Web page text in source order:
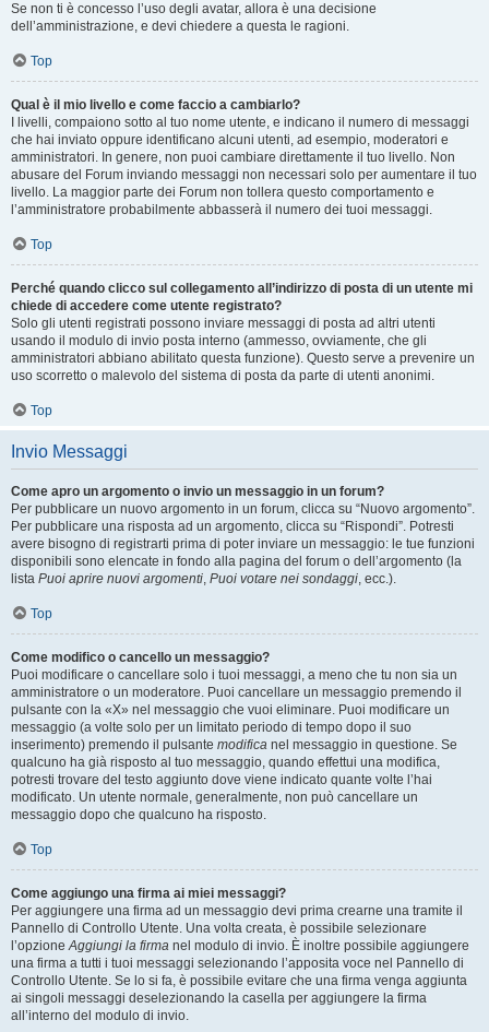
Se non ti è concesso l’uso degli avatar, allora è una decisione
dell’amministrazione, e devi chiedere a questa le ragioni.
Top
Qual è il mio livello e come faccio a cambiarlo?
I livelli, compaiono sotto al tuo nome utente, e indicano il numero di messaggi
che hai inviato oppure identificano alcuni utenti, ad esempio, moderatori e
amministratori. In genere, non puoi cambiare direttamente il tuo livello. Non
abusare del Forum inviando messaggi non necessari solo per aumentare il tuo
livello. La maggior parte dei Forum non tollera questo comportamento e
l’amministratore probabilmente abbasserà il numero dei tuoi messaggi.
Top
Perché quando clicco sul collegamento all’indirizzo di posta di un utente mi
chiede di accedere come utente registrato?
Solo gli utenti registrati possono inviare messaggi di posta ad altri utenti
usando il modulo di invio posta interno (ammesso, ovviamente, che gli
amministratori abbiano abilitato questa funzione). Questo serve a prevenire un
uso scorretto o malevolo del sistema di posta da parte di utenti anonimi.
Top
Invio Messaggi
Come apro un argomento o invio un messaggio in un forum?
Per pubblicare un nuovo argomento in un forum, clicca su “Nuovo argomento”.
Per pubblicare una risposta ad un argomento, clicca su “Rispondi”. Potresti
avere bisogno di registrarti prima di poter inviare un messaggio: le tue funzioni
disponibili sono elencate in fondo alla pagina del forum o dell’argomento (la
lista Puoi aprire nuovi argomenti, Puoi votare nei sondaggi, ecc.).
Top
Come modifico o cancello un messaggio?
Puoi modificare o cancellare solo i tuoi messaggi, a meno che tu non sia un
amministratore o un moderatore. Puoi cancellare un messaggio premendo il
pulsante con la «X» nel messaggio che vuoi eliminare. Puoi modificare un
messaggio (a volte solo per un limitato periodo di tempo dopo il suo
inserimento) premendo il pulsante modifica nel messaggio in questione. Se
qualcuno ha già risposto al tuo messaggio, quando effettui una modifica,
potresti trovare del testo aggiunto dove viene indicato quante volte l’hai
modificato. Un utente normale, generalmente, non può cancellare un
messaggio dopo che qualcuno ha risposto.
Top
Come aggiungo una firma ai miei messaggi?
Per aggiungere una firma ad un messaggio devi prima crearne una tramite il
Pannello di Controllo Utente. Una volta creata, è possibile selezionare
l’opzioneAggiungi la firma nel modulo di invio. È inoltre possibile aggiungere
una firma a tutti i tuoi messaggi selezionando l’apposita voce nel Pannello di
Controllo Utente. Se lo si fa, è possibile evitare che una firma venga aggiunta
ai singoli messaggi deselezionando la casella per aggiungere la firma
all’interno del modulo di invio.